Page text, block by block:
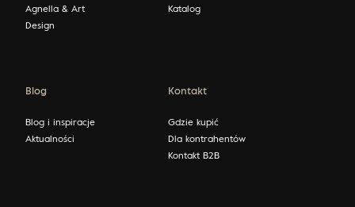
Agnella & Art
Design
Katalog
Blog
Blog i inspiracje
Aktualności
Kontakt
Gdzie kupić
Dla kontrahentów
Kontakt B2B